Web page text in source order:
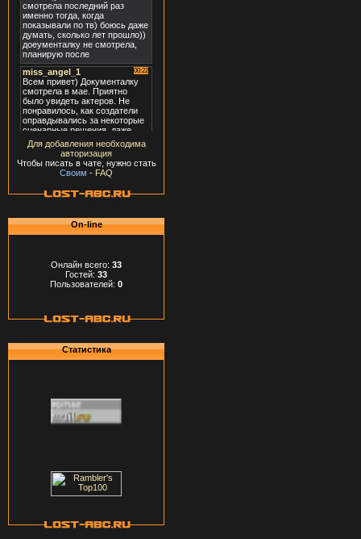
Для добавления необходима
авторизация
Чтобы писать в чате, нужно стать
Своим - FAQ
On-line
Онлайн всего: 33
Гостей: 33
Пользователей: 0
Статистика